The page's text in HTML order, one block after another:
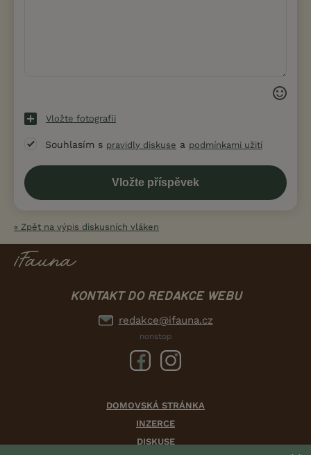
Vložte fotografii
Souhlasím s pravidly diskuse a podmínkami užití
« Zpět na výpis diskusních vláken
KONTAKT DO REDAKCE WEBU
redakce@ifauna.cz
nonstop
DOMOVSKÁ STRÁNKA
INZERCE
DISKUSE